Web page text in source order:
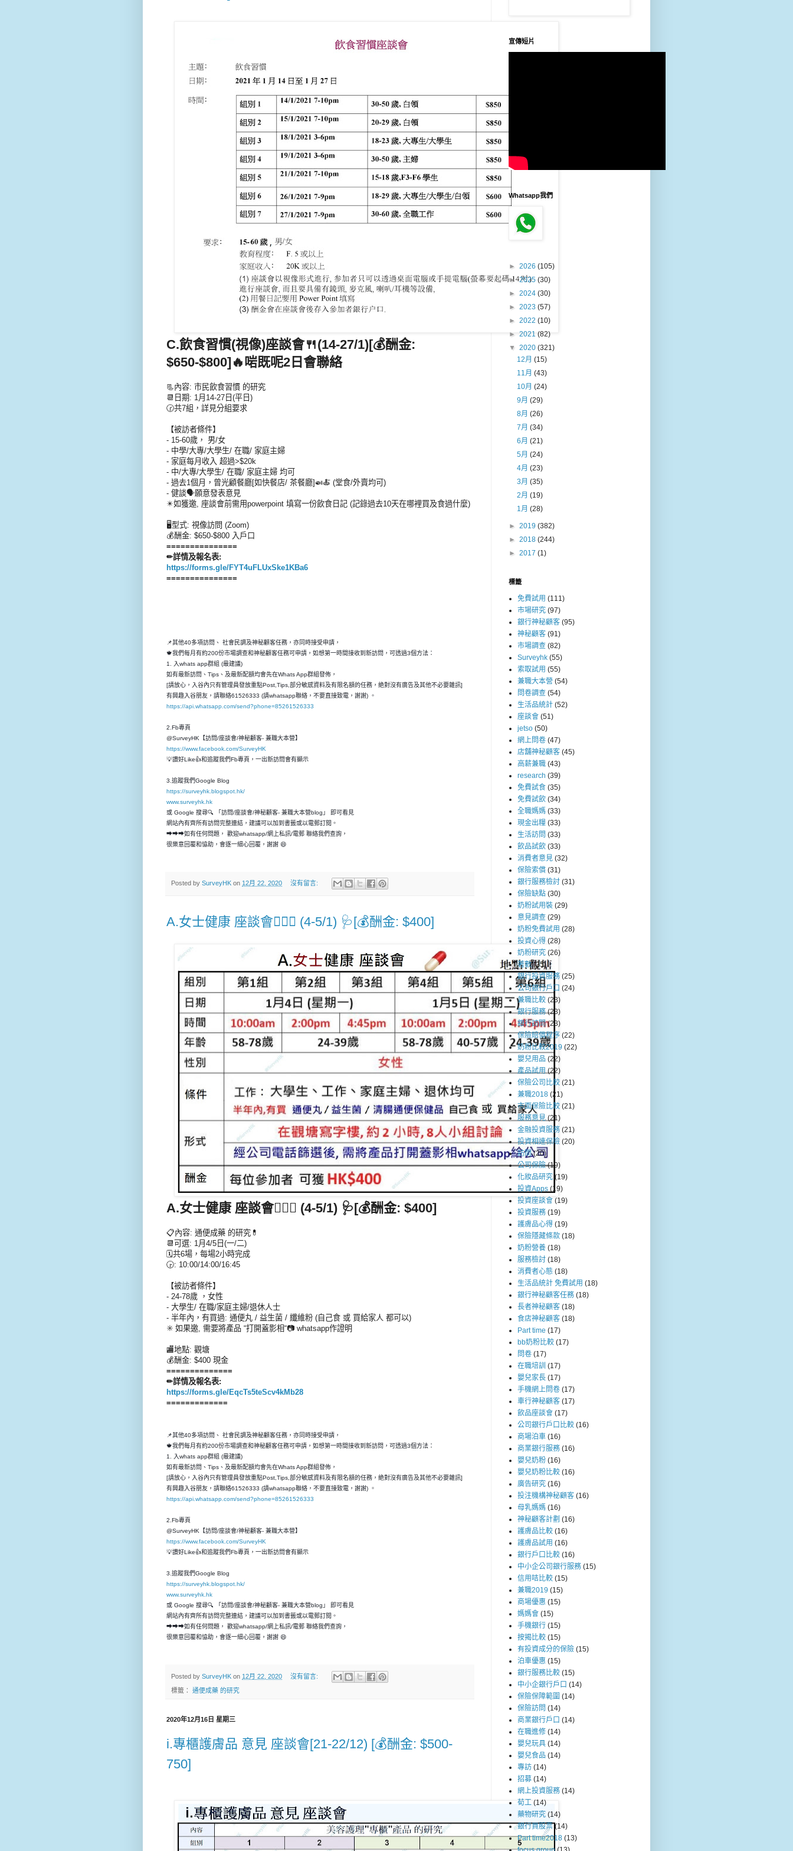
C.飲食習慣(視像)座談會🍴(14-27/1)[💰酬金:
$650-$800]🔥啱既呢2日會聯絡
📃內容: 市民飲食習慣 的研究
📆日期: 1月14-27日(平日)
🕝共7組，詳見分組要求
【被訪者條件】
- 15-60歲， 男/女
- 中學/大專/大學生/ 在職/ 家庭主婦
- 家庭每月收入 超過>$20k
- 中/大專/大學生/ 在職/ 家庭主婦 均可
- 過去1個月，曾光顧餐廳[如快餐店/ 茶餐廳]🍛🍝 (堂食/外賣均可)
- 健談🗣️願意發表意見
✴️如獲邀, 座談會前需用powerpoint 填寫一份飲食日記 (記錄過去10天在哪裡買及食過什麼)
🖥️型式: 視像訪問 (Zoom)
💰酬金: $650-$800 入戶口
===============
✏詳情及報名表:
https://forms.gle/FYT4uFLUxSke1KBa6
===============
📌其他40多項訪問、 社會民調及神秘顧客任務，亦同時接受申請，
🍁我們每月有約200份市場調查和神秘顧客任務可申請，如想第一時間接收到新訪問，可透過3個方法：
1. 入whats app群組 (最建議)
如有最新訪問、Tips、及最新配額均會先在Whats App群組發佈，
[請放心，入谷內只有管理員發放重點Post,Tips,部分敏感資料及有限名額的任務，絶對沒有廣告及其他不必要雜訊]
有興趣入谷朋友，請聯絡61526333 (請whatsapp聯絡，不要直接致電，謝謝) 。
https://api.whatsapp.com/send?phone=85261526333
2.Fb專頁
@SurveyHK【訪問/座談會/神秘顧客- 兼職大本營】
https://www.facebook.com/SurveyHK
💡讚好Like👍和追蹤我們Fb專頁，一出新訪問會有顯示
3.追蹤我們Google Blog
https://surveyhk.blogspot.hk/
www.surveyhk.hk
或 Google 搜尋🔍 「訪問/座談會/神秘顧客- 兼職大本營blog」 即可看見
網站內有齊所有訪問完整連結，建議可以加到書籤或以電郵訂閱。
➡➡➡如有任何問題， 歡迎whatsapp/網上私訊/電郵 聯絡我們查詢，
很樂意回覆和恊助，會逐一細心回覆，謝謝 😄
Posted by SurveyHK on 12月 22, 2020 沒有留言:
A.女士健康 座談會💁🏻‍♀️ (4-5/1) 🩺[💰酬金: $400]
A.女士健康 座談會💁🏻‍♀️ (4-5/1) 🩺[💰酬金: $400]
📋內容: 通便成藥 的研究💊
📆可選: 1月4/5日(一/二)
🗓️共6場，每場2小時完成
🕞: 10:00/14:00/16:45
【被訪者條件】
- 24-78歲 ，女性
- 大學生/ 在職/家庭主婦/退休人士
- 半年內，有買過: 通便丸 / 益生菌 / 纖維粉 (自己食 或 買給家人 都可以)
✳️ 如果邀, 需要將產品 “打開蓋影相“📷 whatsapp作證明
🏬地點: 觀塘
💰酬金: $400 現金
==============
✏詳情及報名表:
https://forms.gle/EqcTs5teScv4kMb28
=============
📌其他40多項訪問、 社會民調及神秘顧客任務，亦同時接受申請，
🍁我們每月有約200份市場調查和神秘顧客任務可申請，如想第一時間接收到新訪問，可透過3個方法：
1. 入whats app群組 (最建議)
如有最新訪問、Tips、及最新配額均會先在Whats App群組發佈，
[請放心，入谷內只有管理員發放重點Post,Tips,部分敏感資料及有限名額的任務，絶對沒有廣告及其他不必要雜訊]
有興趣入谷朋友，請聯絡61526333 (請whatsapp聯絡，不要直接致電，謝謝) 。
https://api.whatsapp.com/send?phone=85261526333
2.Fb專頁
@SurveyHK【訪問/座談會/神秘顧客- 兼職大本營】
https://www.facebook.com/SurveyHK
💡讚好Like👍和追蹤我們Fb專頁，一出新訪問會有顯示
3.追蹤我們Google Blog
https://surveyhk.blogspot.hk/
www.surveyhk.hk
或 Google 搜尋🔍 「訪問/座談會/神秘顧客- 兼職大本營blog」 即可看見
網站內有齊所有訪問完整連結，建議可以加到書籤或以電郵訂閱。
➡➡➡如有任何問題， 歡迎whatsapp/網上私訊/電郵 聯絡我們查詢，
很樂意回覆和恊助，會逐一細心回覆，謝謝 😄
Posted by SurveyHK on 12月 22, 2020 沒有留言:
標籤： 通便成藥 的研究
2020年12月16日 星期三
i.專櫃護膚品 意見 座談會[21-22/12) [💰酬金: $500-
750]
宣傳短片
Whatsapp我們
► 2026 (105)
►2025 (30)
► 2024 (30)
► 2023 (57)
► 2022 (10)
► 2021 (82)
▼ 2020 (321)
12月(15)
11月(43)
10月(24)
9月(29)
8月(26)
7月(34)
6月(21)
5月(24)
4月(23)
3月(35)
2月(19)
1月(28)
► 2019 (382)
► 2018 (244)
► 2017 (1)
標籤
免費試用 (111)
市場研究 (97)
銀行神秘顧客 (95)
神秘顧客 (91)
市場調查 (82)
Surveyhk (55)
索取試用 (55)
兼職大本營 (54)
問卷調查 (54)
生活品統計 (52)
座談會 (51)
jetso (50)
網上問卷 (47)
店舖神秘顧客 (45)
高薪兼職 (43)
research (39)
免費試食 (35)
免費試飲 (34)
全職媽媽 (33)
現金出糧 (33)
生活訪問 (33)
飲品試飲 (33)
消費者意見 (32)
保險索償 (31)
銀行服務檢討 (31)
保險缺點 (30)
奶粉試用裝 (29)
意見調查 (29)
奶粉免費試用 (28)
投資心得 (28)
奶粉研究 (26)
著數 (25)
銀行投資服務 (25)
公司銀行戶口 (24)
兼職比較 (23)
銀行服務 (23)
銀行訪問 (23)
保險賠償程序 (22)
奶粉比較2019 (22)
嬰兒用品 (22)
產品試用 (22)
保險公司比較 (21)
兼職2018 (21)
市面保險比較 (21)
服務意見 (21)
金融投資服務 (21)
投資相連保險 (20)
訪問 (20)
公司保險 (19)
化妝品研究 (19)
投資Apps (19)
投資座談會 (19)
投資服務 (19)
護膚品心得 (19)
保險隱藏條款 (18)
奶粉營養 (18)
服務檢討 (18)
消費者心態 (18)
生活品統計 免費試用 (18)
銀行神秘顧客任務 (18)
長者神秘顧客 (18)
食店神秘顧客 (18)
Part time (17)
bb奶粉比較 (17)
問卷 (17)
在職培訓 (17)
嬰兒家長 (17)
手機網上問卷 (17)
車行神秘顧客 (17)
飲品座談會 (17)
公司銀行戶口比較 (16)
商場泊車 (16)
商業銀行服務 (16)
嬰兒奶粉 (16)
嬰兒奶粉比較 (16)
廣告研究 (16)
投注機構神秘顧客 (16)
母乳媽媽 (16)
神秘顧客計劃 (16)
護膚品比較 (16)
護膚品試用 (16)
銀行戶口比較 (16)
中小企公司銀行服務 (15)
信用咭比較 (15)
兼職2019 (15)
商場優惠 (15)
媽媽會 (15)
手機銀行 (15)
按揭比較 (15)
有投資成分的保險 (15)
泊車優惠 (15)
銀行服務比較 (15)
中小企銀行戶口 (14)
保險保障範圍 (14)
保險訪問 (14)
商業銀行戶口 (14)
在職進修 (14)
嬰兒玩具 (14)
嬰兒食品 (14)
專訪 (14)
招募 (14)
網上投資服務 (14)
荀工 (14)
藥物研究 (14)
銀行買股票 (14)
Part time2018 (13)